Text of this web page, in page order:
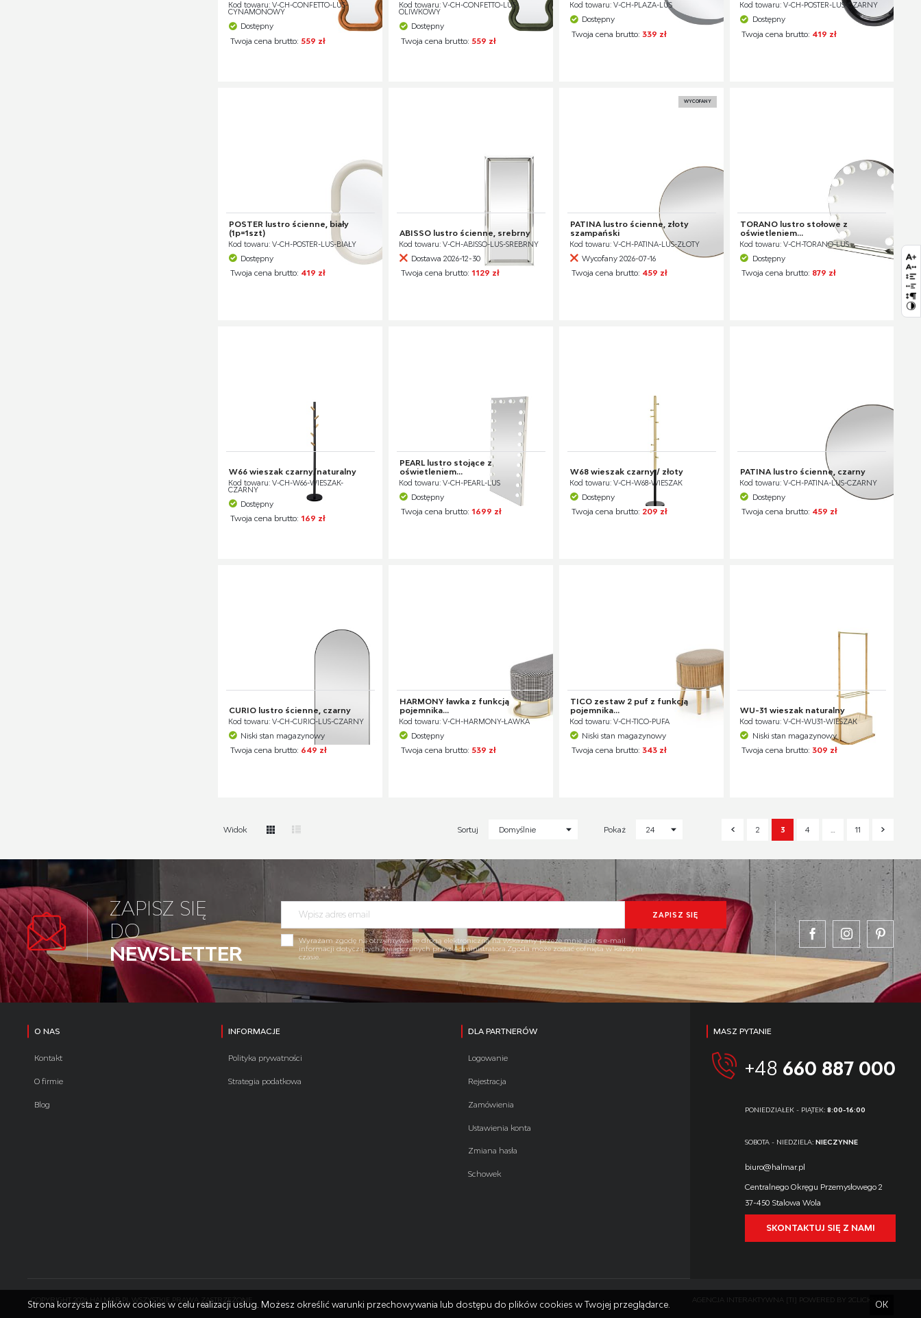
Kod towaru: V-CH-CONFETTO-LUS-
CYNAMONOWY
Dostępny
Twoja cena brutto: 559 zł
Kod towaru: V-CH-CONFETTO-LUS-
OLIWKOWY
Dostępny
Twoja cena brutto: 559 zł
Kod towaru: V-CH-PLAZA-LUS
Dostępny
Twoja cena brutto: 339 zł
Kod towaru: V-CH-POSTER-LUS-CZARNY
Dostępny
Twoja cena brutto: 419 zł
POSTER lustro ścienne, biały
(1p=1szt)
Kod towaru: V-CH-POSTER-LUS-BIAŁY
Dostępny
Twoja cena brutto: 419 zł
ABISSO lustro ścienne, srebrny
Kod towaru: V-CH-ABISSO-LUS-SREBRNY
Dostawa 2026-12-30
Twoja cena brutto: 1129 zł
WYCOFANY
PATINA lustro ścienne, złoty
szampański
Kod towaru: V-CH-PATINA-LUS-ZŁOTY
Wycofany 2026-07-16
Twoja cena brutto: 459 zł
TORANO lustro stołowe z
oświetleniem...
Kod towaru: V-CH-TORANO-LUS
Dostępny
Twoja cena brutto: 879 zł
W66 wieszak czarny/naturalny
Kod towaru: V-CH-W66-WIESZAK-
CZARNY
Dostępny
Twoja cena brutto: 169 zł
PEARL lustro stojące z
oświetleniem...
Kod towaru: V-CH-PEARL-LUS
Dostępny
Twoja cena brutto: 1699 zł
W68 wieszak czarny / złoty
Kod towaru: V-CH-W68-WIESZAK
Dostępny
Twoja cena brutto: 209 zł
PATINA lustro ścienne, czarny
Kod towaru: V-CH-PATINA-LUS-CZARNY
Dostępny
Twoja cena brutto: 459 zł
CURIO lustro ścienne, czarny
Kod towaru: V-CH-CURIO-LUS-CZARNY
Niski stan magazynowy
Twoja cena brutto: 649 zł
HARMONY ławka z funkcją
pojemnika...
Kod towaru: V-CH-HARMONY-ŁAWKA
Dostępny
Twoja cena brutto: 539 zł
TICO zestaw 2 puf z funkcją
pojemnika...
Kod towaru: V-CH-TICO-PUFA
Niski stan magazynowy
Twoja cena brutto: 343 zł
WU-31 wieszak naturalny
Kod towaru: V-CH-WU31-WIESZAK
Niski stan magazynowy
Twoja cena brutto:309 zł
Widok Sortuj Domyślnie Pokaż 24 2 3 4 11
ZAPISZ SIĘ
DO
NEWSLETTER
Wyrażam zgodę na otrzymywanie drogą elektroniczną na wskazany przeze mnie adres e-mail
informacji dotyczących świadczonych przez Administratora.Zgoda może zostać cofnięta w każdym
czasie.
O NAS
Kontakt
O firmie
Blog
INFORMACJE
Polityka prywatności
Strategia podatkowa
DLA PARTNERÓW
Logowanie
Rejestracja
Zamówienia
Ustawienia konta
Zmiana hasła
Schowek
MASZ PYTANIE
+48 660 887 000
PONIEDZIAŁEK - PIĄTEK:8:00-16:00
SOBOTA - NIEDZIELA:NIECZYNNE
biuro@halmar.pl
Centralnego Okręgu Przemysłowego 2
37-450 Stalowa Wola
SKONTAKTUJ SIĘ Z NAMI
COPYRIGHT 2026 HALMAR.PL WSZYSTKIE PRAWA ZASTRZEŻONE AGENCJA INTERAKTYWNA [TI] POWERED BY2CLICKSHOP
Strona korzysta z plików cookies w celu realizacji usług. Możesz określić warunki przechowywania lub dostępu do plików cookies w Twojej przeglądarce. OK